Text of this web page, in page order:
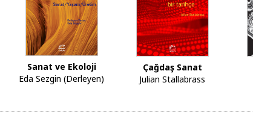
Sanat ve Ekoloji
Eda Sezgin (Derleyen)
Çağdaş Sanat
Julian Stallabrass